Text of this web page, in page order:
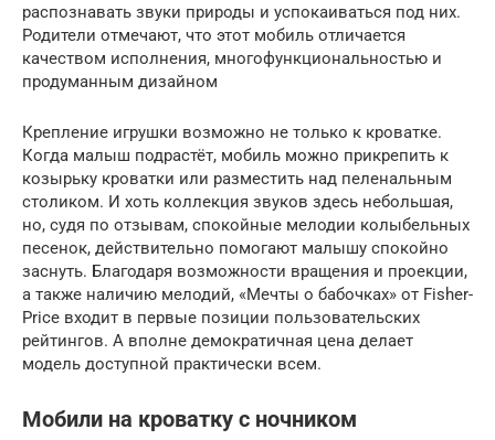
распознавать звуки природы и успокаиваться под них.
Родители отмечают, что этот мобиль отличается
качеством исполнения, многофункциональностью и
продуманным дизайном
Крепление игрушки возможно не только к кроватке.
Когда малыш подрастёт, мобиль можно прикрепить к
козырьку кроватки или разместить над пеленальным
столиком. И хоть коллекция звуков здесь небольшая,
но, судя по отзывам, спокойные мелодии колыбельных
песенок, действительно помогают малышу спокойно
заснуть. Благодаря возможности вращения и проекции,
а также наличию мелодий, «Мечты о бабочках» от Fisher-
Price входит в первые позиции пользовательских
рейтингов. А вполне демократичная цена делает
модель доступной практически всем.
Мобили на кроватку с ночником